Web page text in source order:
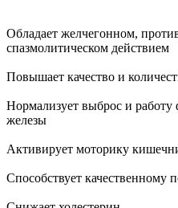
Обладает желчегонном,
спазмолитическом действием
Повышает качество и
Нормализует выброс и
железы
Активирует моторику
Способствует качественному